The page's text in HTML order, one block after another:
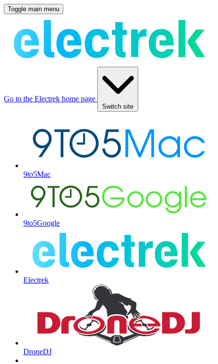
Toggle main menu
Go to the Electrek home page
Switch site
9to5Mac
9to5Google
Electrek
DroneDJ